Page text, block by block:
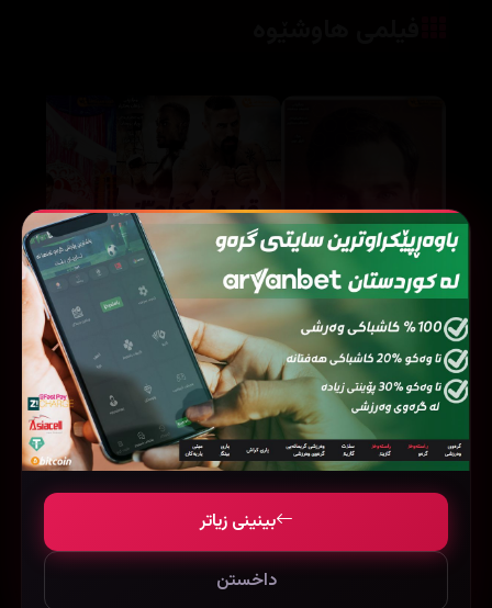
The Imitation Game (2014)
86338
Undisputed 3: Redemption (2010)
207648
44887
بینینی زیاتر
داخستن